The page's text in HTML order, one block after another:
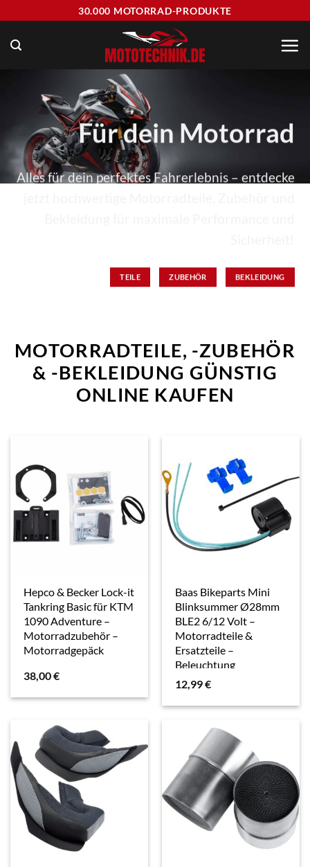
springen
30.000 MOTORRAD-PRODUKTE
Für dein Motorrad
Alles für dein perfektes Fahrerlebnis – entdecke
TEILE ZUBEHÖR BEKLEIDUNG
MOTORRADTEILE, -ZUBEHÖR
& -BEKLEIDUNG GÜNSTIG
ONLINE KAUFEN
Hepco & Becker Lock-it
Tankring Basic für KTM
1090 Adventure –
Motorradzubehör –
Motorradgepäck
38,00€
Baas Bikeparts Mini
Blinksummer Ø28mm
BLE2 6/12 Volt –
Motorradteile &
Ersatzteile –
Beleuchtung
12,99€